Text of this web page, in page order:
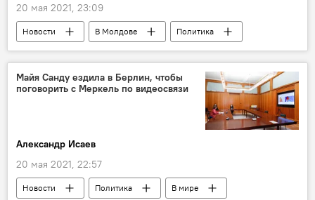
20 мая 2021, 23:09
Новости В Молдове
Политика
Приднестровье
выборы в Госдуму
выборы
Майя Санду ездила в Берлин, чтобы
поговорить с Меркель по видеосвязи
Александр Исаев
20 мая 2021, 22:57
Новости Политика
В мире